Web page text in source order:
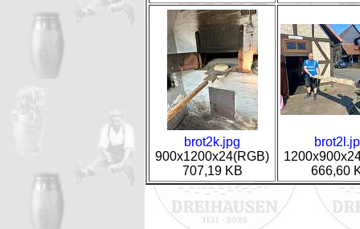
brot2k.jpg
900x1200x24(RGB)
707,19 KB
666,60